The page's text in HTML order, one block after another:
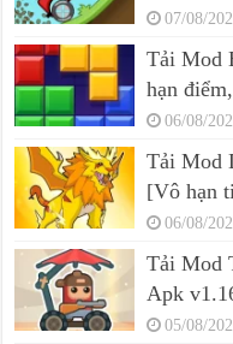
07/08/
Tải Mod
hạn
06/08/
Tải Mod
[Vô hạn
06/08/
Tải Mod
Apk
05/08/